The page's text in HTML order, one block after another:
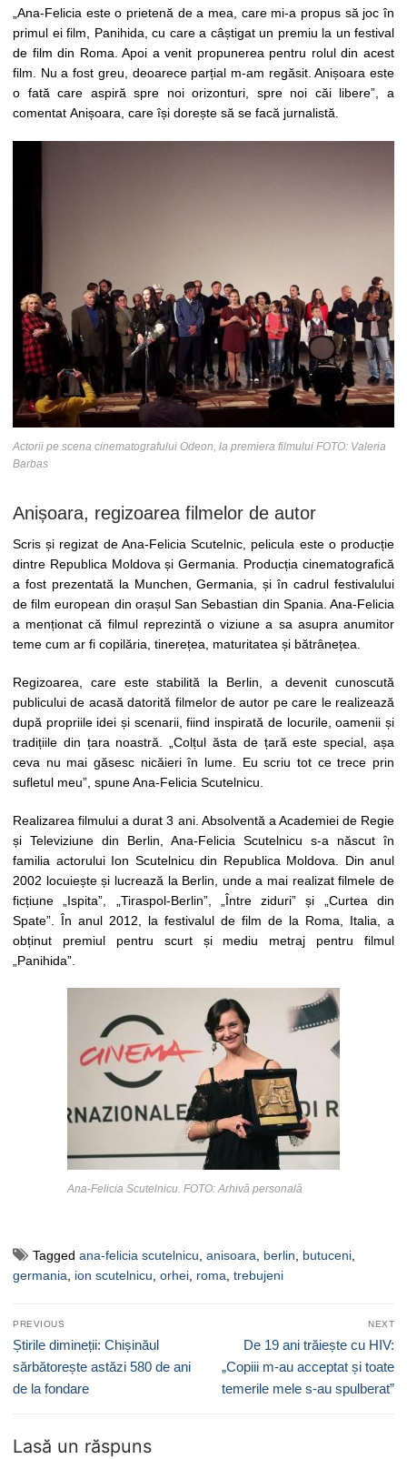
„Ana-Felicia este o prietenă de a mea, care mi-a propus să joc în
primul ei film, Panihida, cu care a câștigat un premiu la un festival
de film din Roma. Apoi a venit propunerea pentru rolul din acest
film. Nu a fost greu, deoarece parțial m-am regăsit. Anișoara este
o fată care aspiră spre noi orizonturi, spre noi căi libere”, a
comentat Anișoara, care își dorește să se facă jurnalistă.
Actorii pe scena cinematografului Odeon, la premiera filmului FOTO: Valeria
Barbas
Anișoara, regizoarea filmelor de autor
Scris și regizat de Ana-Felicia Scutelnic, pelicula este o producție
dintre Republica Moldova și Germania. Producția cinematografică
a fost prezentată la Munchen, Germania, și în cadrul festivalului
de film european din orașul San Sebastian din Spania. Ana-Felicia
a menționat că filmul reprezintă o viziune a sa asupra anumitor
teme cum ar fi copilăria, tinerețea, maturitatea și bătrânețea.
Regizoarea, care este stabilită la Berlin, a devenit cunoscută
publicului de acasă datorită filmelor de autor pe care le realizează
după propriile idei și scenarii, fiind inspirată de locurile, oamenii și
tradițiile din țara noastră. „Colțul ăsta de țară este special, așa
ceva nu mai găsesc nicăieri în lume. Eu scriu tot ce trece prin
sufletul meu”, spune Ana-Felicia Scutelnicu.
Realizarea filmului a durat 3 ani. Absolventă a Academiei de Regie
și Televiziune din Berlin, Ana-Felicia Scutelnicu s-a născut în
familia actorului Ion Scutelnicu din Republica Moldova. Din anul
2002 locuiește și lucrează la Berlin, unde a mai realizat filmele de
ficțiune „Ispita”, „Tiraspol-Berlin”, „Între ziduri” și „Curtea din
Spate”. În anul 2012, la festivalul de film de la Roma, Italia, a
obținut premiul pentru scurt și mediu metraj pentru filmul
„Panihida”.
Ana-Felicia Scutelnicu. FOTO: Arhivă personală
Tagged ana-felicia scutelnicu anisoara berlin butuceni
germania
ion scutelnicu orhei roma trebujeni
Navigare
în
articole
PREVIOUS
Previous
post:
Știrile dimineții: Chișinăul
sărbătorește astăzi 580 de ani
de la fondare
NEXT
Next
post:
De 19 ani trăiește cu HIV:
„Copiii m-au acceptat și toate
temerile mele s-au spulberat”
Lasă un răspuns